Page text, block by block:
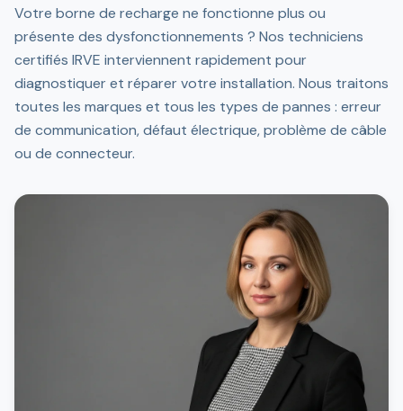
Votre borne de recharge ne fonctionne plus ou
présente des dysfonctionnements ? Nos techniciens
certifiés IRVE interviennent rapidement pour
diagnostiquer et réparer votre installation. Nous traitons
toutes les marques et tous les types de pannes : erreur
de communication, défaut électrique, problème de câble
ou de connecteur.